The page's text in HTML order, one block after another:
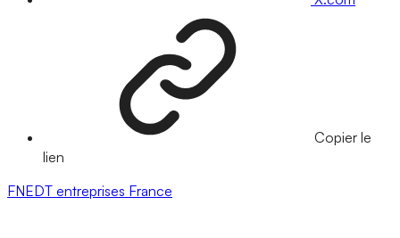
Copier le
lien
FNEDT entreprises France